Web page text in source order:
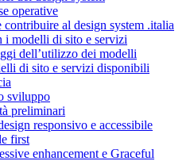
operative
contribuire al design system .italia
i modelli di sito e servizi
dell’utilizzo dei modelli
di sito e servizi disponibili
sviluppo
preliminari
responsivo e accessibile
first
enhancement e Graceful